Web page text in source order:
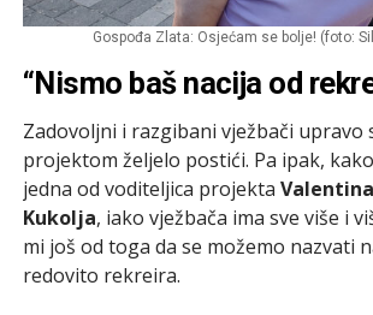
Gospođa Zlata: Osjećam se bolje! (foto:
“Nismo baš nacija od
Zadovoljni i razgibani vježbači upravo
projektom željelo postići. Pa ipak,
jedna od voditeljica projekta
Kukolja, iako vježbača ima sve više i
mi još od toga da se možemo nazvati
redovito rekreira.